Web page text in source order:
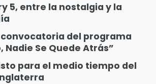
5, entre la nostalgia y la
convocatoria del programa
Nadie Se Quede Atrás”
para el medio tiempo del